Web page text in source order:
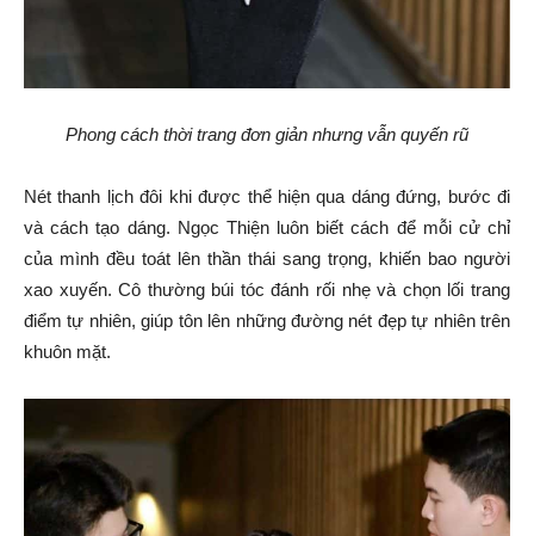
Phong cách thời trang đơn giản nhưng vẫn quyến rũ
Nét thanh lịch đôi khi được thể hiện qua dáng đứng, bước đi
và cách tạo dáng. Ngọc Thiện luôn biết cách để mỗi cử chỉ
của mình đều toát lên thần thái sang trọng, khiến bao người
xao xuyến. Cô thường búi tóc đánh rối nhẹ và chọn lối trang
điểm tự nhiên, giúp tôn lên những đường nét đẹp tự nhiên trên
khuôn mặt.